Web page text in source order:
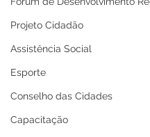
Projeto Cidadão
Assistência Social
Esporte
Conselho das Cidades
Capacitação